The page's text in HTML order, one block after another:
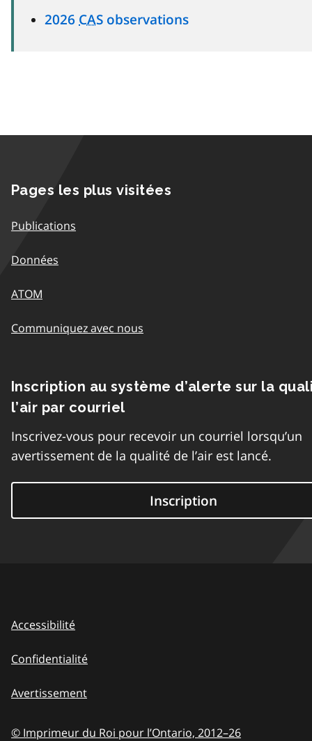
2026 CAS observations
Pages les plus visitées
Publications
Données
ATOM
Communiquez avec nous
Inscription au système d’alerte sur la
l’air par courriel
Inscrivez-vous pour recevoir un courriel lorsqu’un
avertissement de la qualité de l’air est lancé.
Inscription
Accessibilité
Confidentialité
Avertissement
© Imprimeur du Roi pour l’Ontario, 2012–26